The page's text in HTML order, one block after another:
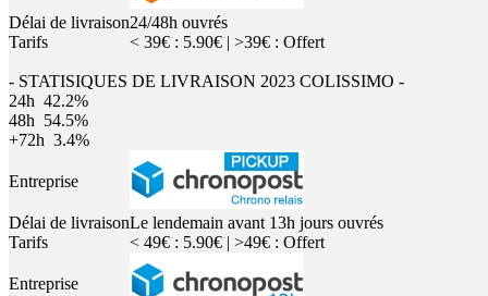
Délai de livraison24/48h ouvrés
Tarifs
< 39€ : 5.90€ | >39€ : Offert
- STATISIQUES DE LIVRAISON 2023 COLISSIMO -
24h 42.2%
48h 54.5%
+72h 3.4%
Entreprise
Délai de livraisonLe lendemain avant 13h jours ouvrés
Tarifs
< 49€ : 5.90€ | >49€ : Offert
Entreprise